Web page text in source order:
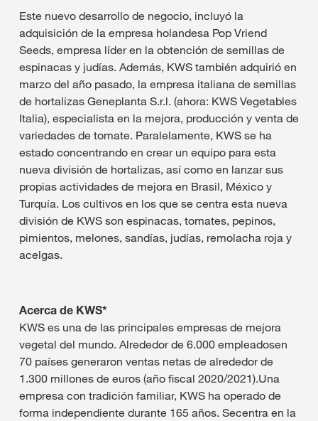
Este nuevo desarrollo de negocio, incluyó la
adquisición de la empresa holandesa Pop Vriend
Seeds, empresa líder en la obtención de semillas de
espinacas y judías. Además, KWS también adquirió en
marzo del año pasado, la empresa italiana de semillas
de hortalizas Geneplanta S.r.l. (ahora: KWS Vegetables
Italia), especialista en la mejora, producción y venta de
variedades de tomate. Paralelamente, KWS se ha
estado concentrando en crear un equipo para esta
nueva división de hortalizas, así como en lanzar sus
propias actividades de mejora en Brasil, México y
Turquía. Los cultivos en los que se centra esta nueva
división de KWS son espinacas, tomates, pepinos,
pimientos, melones, sandías, judías, remolacha roja y
acelgas.
Acerca de KWS*
KWS es una de las principales empresas de mejora
vegetal del mundo. Alrededor de 6.000 empleadosen
70 países generaron ventas netas de alrededor de
1.300 millones de euros (año fiscal 2020/2021).Una
empresa con tradición familiar, KWS ha operado de
forma independiente durante 165 años. Secentra en la